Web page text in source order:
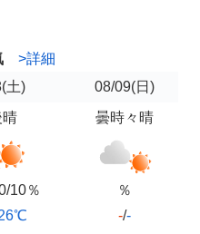
>詳細
(土) 08/09(日)
10％
曇時々晴
％
-/-